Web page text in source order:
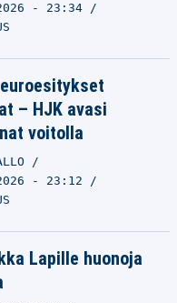
- 23:34
– HJK avasi
voitolla
- 23:12
Lapille huonoja